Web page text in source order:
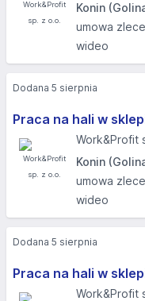
Konin
umowa
wideo
Praca na hali w
Work&Profit
Konin
umowa
wideo
Dodana 5 sierpnia
Praca na hali w
Work&Profit
Dodana 5 sierpnia